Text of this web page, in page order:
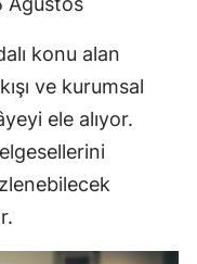
konu alan
ve kurumsal
ele alıyor.